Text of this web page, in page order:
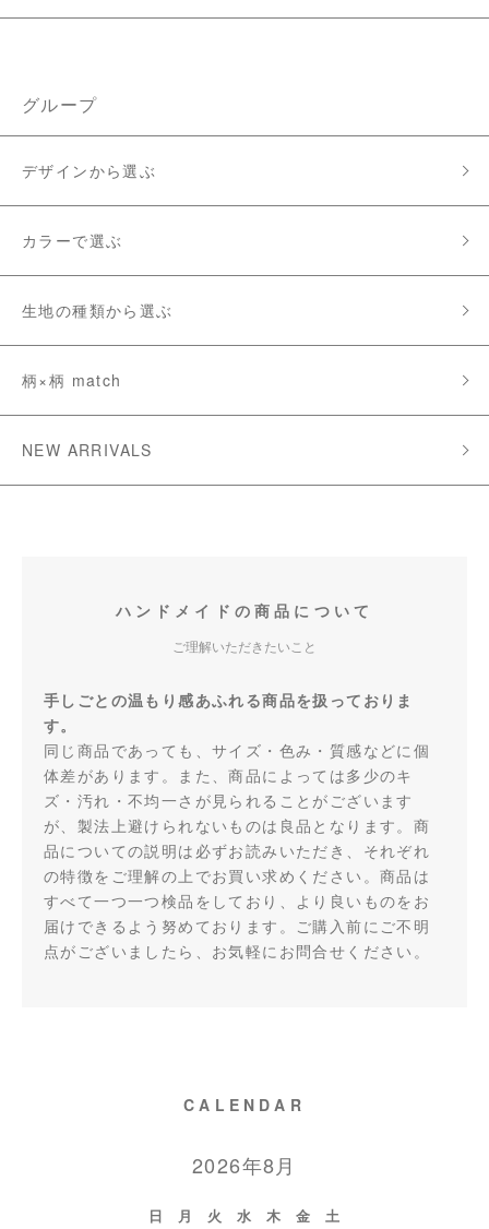
グループ
デザインから選ぶ
カラーで選ぶ
生地の種類から選ぶ
柄×柄 match
NEW ARRIVALS
ハンドメイドの商品について
ご理解いただきたいこと
手しごとの温もり感あふれる商品を扱っておりま
す。
同じ商品であっても、サイズ・色み・質感などに個
体差があります。また、商品によっては多少のキ
ズ・汚れ・不均一さが見られることがございます
が、製法上避けられないものは良品となります。商
品についての説明は必ずお読みいただき、それぞれ
の特徴をご理解の上でお買い求めください。商品は
すべて一つ一つ検品をしており、より良いものをお
届けできるよう努めております。ご購入前にご不明
点がございましたら、お気軽にお問合せください。
CALENDAR
2026年8月
日 月 火 水 木 金
土